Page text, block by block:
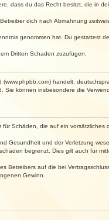
dass du das Recht besitzt, die in
dich nach Abmahnung
genommen hat. Du gestattest
Dritten Schaden zuzufügen.
handelt;
können insbesondere die
Schäden, die auf ein vorsätzliches
Gesundheit und der Verletzung
begrenzt. Dies gilt auch für
Betreibers auf die bei
Gewinn.